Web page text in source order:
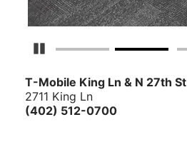
Detener carrusel
T-Mobile King Ln & N 27th St
2711 King Ln
(402) 512-0700